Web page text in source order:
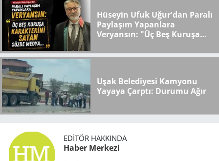
Hüseyin Ufuk Uğur'dan Paralı
Paylaşım Yapanlara
Veryansın: "Üç Beş Kuruşa
Medya..."
Uşak Belediyesi Kamyonu
Yayaya Çarptı: Durumu Ağır
EDITÖR HAKKINDA
Haber Merkezi